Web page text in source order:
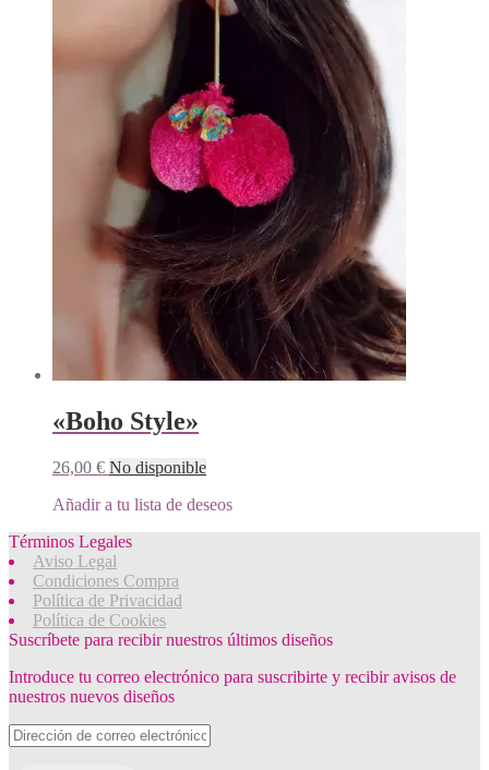
«Boho Style»
26,00 € No disponible
Añadir a tu lista de deseos
Términos Legales
Aviso Legal
Condiciones Compra
Política de Privacidad
Política de Cookies
Suscríbete para recibir nuestros últimos diseños
Introduce tu correo electrónico para suscribirte y recibir avisos de
nuestros nuevos diseños
Dirección
de